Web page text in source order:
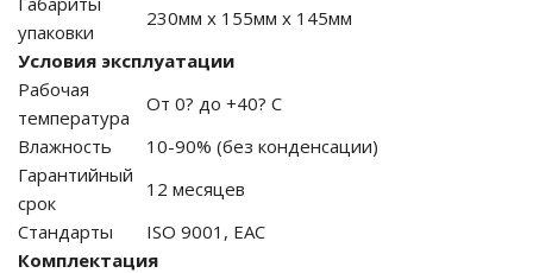
"Фалина"
упаковки
230мм х 155мм х 145мм
Условия эксплуатации
Рабочая
температура
От 0? до +40? С
Влажность
10-90% (без конденсации)
Гарантийный
срок
12 месяцев
Стандарты
ISO 9001, ЕАС
Комплектация